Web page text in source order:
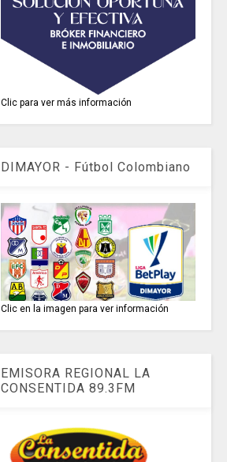
Clic para ver más información
DIMAYOR - Fútbol Colombiano
Clic en la imagen para ver información
EMISORA REGIONAL LA
CONSENTIDA 89.3FM